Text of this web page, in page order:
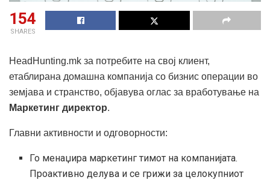
154
SHARES
HeadHunting.mk за потребите на свој клиент,
етаблирана домашна компанија со бизнис операции во
земјава и странство, објавува оглас за вработување на
Маркетинг директор.
Главни активности и одговорности:
Го менаџира маркетинг тимот на компанијата.
Проактивно делува и се грижи за целокупниот